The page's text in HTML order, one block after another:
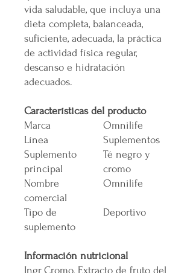
vida saludable, que incluya una
dieta completa, balanceada,
suficiente, adecuada, la práctica
de actividad física regular,
descanso e hidratación
adecuados.
Características del producto
Marca
Omnilife
Línea
Suplementos
Suplemento
principal
Té negro y
cromo
Nombre
comercial
Omnilife
Tipo de
suplemento
Deportivo
Información nutricional
Ingr Cromo, Extracto de fruto del